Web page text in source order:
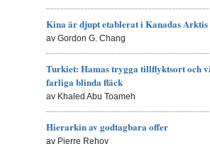
Kina är djupt etablerat i Kanadas Arktis
av Gordon G. Chang
Turkiet: Hamas trygga tillflyktsort och
farliga blinda fläck
av Khaled Abu Toameh
Hierarkin av godtagbara offer
av Pierre Rehov